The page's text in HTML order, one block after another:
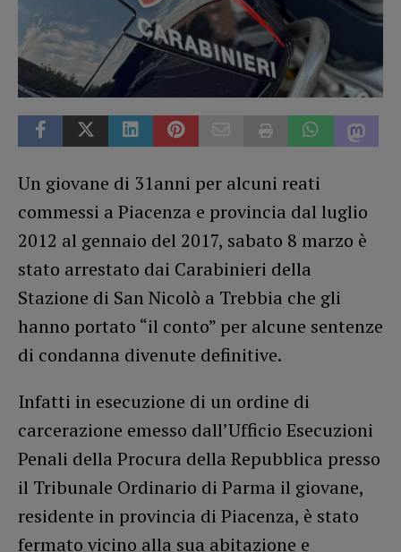
Un giovane di 31anni per alcuni reati
commessi a Piacenza e provincia dal luglio
2012 al gennaio del 2017, sabato 8 marzo è
stato arrestato dai Carabinieri della
Stazione di San Nicolò a Trebbia che gli
hanno portato “il conto” per alcune sentenze
di condanna divenute definitive.
Infatti in esecuzione di un ordine di
carcerazione emesso dall’Ufficio Esecuzioni
Penali della Procura della Repubblica presso
il Tribunale Ordinario di Parma il giovane,
residente in provincia di Piacenza, è stato
fermato vicino alla sua abitazione e